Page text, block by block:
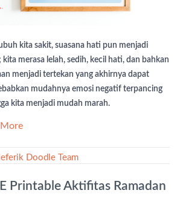
kita sakit, suasana hati pun menjadi
kita merasa lelah, sedih, kecil hati, dan bahkan
menjadi tertekan yang akhirnya dapat
mudahnya emosi negatif terpancing
kita menjadi mudah marah.
More
Doodle Team
Printable Aktifitas Ramadan